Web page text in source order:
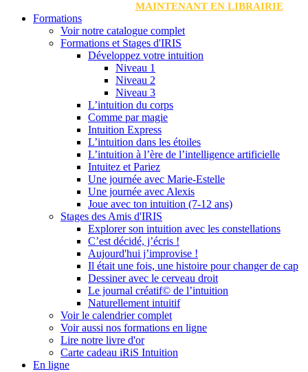
MAINTENANT EN LIBRAIRIE
Formations
Voir notre catalogue complet
Formations et Stages d'IRIS
Développez votre intuition
Niveau 1
Niveau 2
Niveau 3
L’intuition du corps
Comme par magie
Intuition Express
L’intuition dans les étoiles
L’intuition à l’ère de l’intelligence artificielle
Intuitez et Pariez
Une journée avec Marie-Estelle
Une journée avec Alexis
Joue avec ton intuition (7-12 ans)
Stages des Amis d'IRIS
Explorer son intuition avec les constellations
C’est décidé, j’écris !
Aujourd'hui j’improvise !
Il était une fois, une histoire pour changer de cap
Dessiner avec le cerveau droit
Le journal créatif© de l’intuition
Naturellement intuitif
Voir le calendrier complet
Voir aussi nos formations en ligne
Lire notre livre d'or
Carte cadeau iRiS Intuition
En ligne